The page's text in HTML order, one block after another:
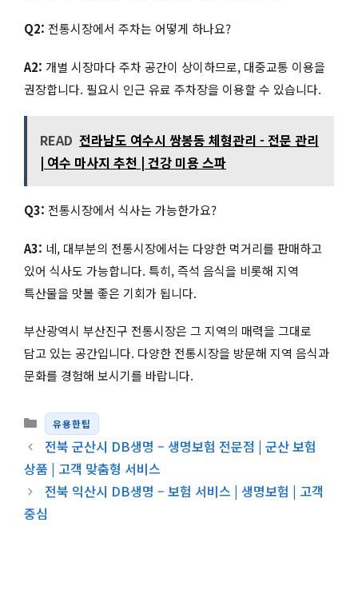
Q2: 전통시장에서 주차는 어떻게 하나요?
A2: 개별 시장마다 주차 공간이 상이하므로, 대중교통 이용을
권장합니다. 필요시 인근 유료 주차장을 이용할 수 있습니다.
READ 전라남도 여수시 쌍봉동 체형관리 - 전문 관리
| 여수 마사지 추천 | 건강 미용 스파
Q3: 전통시장에서 식사는 가능한가요?
A3: 네, 대부분의 전통시장에서는 다양한 먹거리를 판매하고
있어 식사도 가능합니다. 특히, 즉석 음식을 비롯해 지역
특산물을 맛볼 좋은 기회가 됩니다.
부산광역시 부산진구 전통시장은 그 지역의 매력을 그대로
담고 있는 공간입니다. 다양한 전통시장을 방문해 지역 음식과
문화를 경험해 보시기를 바랍니다.
카테고리
유용한팁
전북 군산시 DB생명 – 생명보험 전문점 | 군산 보험
상품 | 고객 맞춤형 서비스
전북 익산시 DB생명 – 보험 서비스 | 생명보험 | 고객
중심